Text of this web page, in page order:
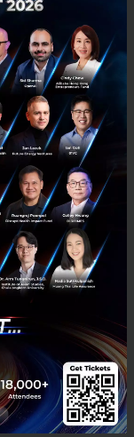
ตาร์ทขับเคลื่อน
บเคลื่อนธุรกิจในไทย
ร์เกเซอร์" ที่เปิดขาย
ละ...